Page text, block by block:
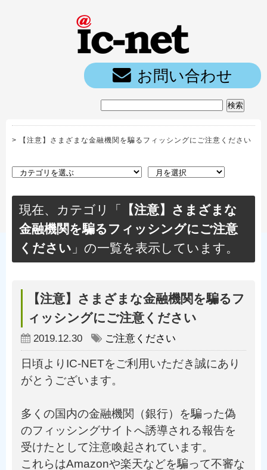
お問い合わせ
> 【注意】さまざまな金融機関を騙るフィッシングにご注意ください
現在、カテゴリ「
【注意】さまざまな
金融機関を騙るフィッシングにご注意
ください 」の一覧を表示しています。
【注意】さまざまな金融機関を騙るフ
ィッシングにご注意ください
2019.12.30 ご注意ください
日頃よりIC-NETをご利用いただき誠にあり
がとうございます。
多くの国内の金融機関（銀行）を騙った偽
のフィッシングサイトへ誘導される報告を
受けたとして注意喚起されています。
これらはAmazonや楽天などを騙って不審な